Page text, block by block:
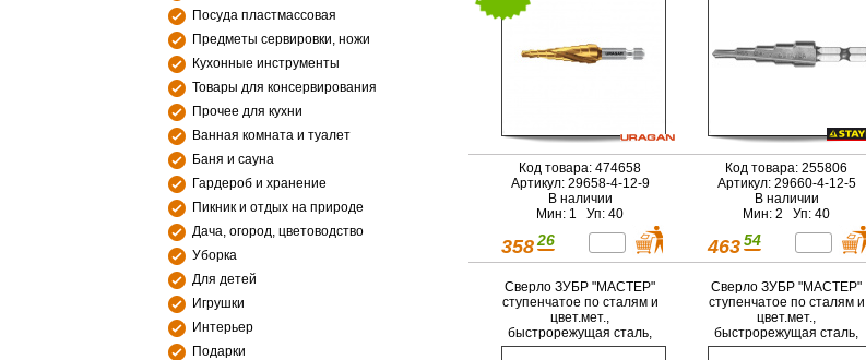
Посуда пластмассовая
Предметы сервировки, ножи
Кухонные инструменты
Товары для консервирования
Прочее для кухни
Ванная комната и туалет
Баня и сауна
Гардероб и хранение
Пикник и отдых на природе
Дача, огород, цветоводство
Уборка
Для детей
Игрушки
Интерьер
Подарки
Код товара: 474658
Артикул: 29658-4-12-9
В наличии
Мин: 1 Уп: 40
358 26
Код товара: 255806
Артикул: 29660-4-12-5
В наличии
Мин: 2 Уп: 40
463 54
Сверло ЗУБР "МАСТЕР"
ступенчатое по сталям и
цвет.мет.,
быстрорежущая сталь,
d=4-12мм, 9ступ.d=4-12,
Сверло ЗУБР "МАСТЕР"
ступенчатое по сталям и
цвет.мет.,
быстрорежущая сталь,
d=4-12мм, 5ступ.d=4-6-8-